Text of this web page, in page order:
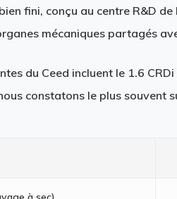
fini, conçu au centre R&D
mécaniques partagés
du Ceed incluent le 1.6
constatons le plus souvent